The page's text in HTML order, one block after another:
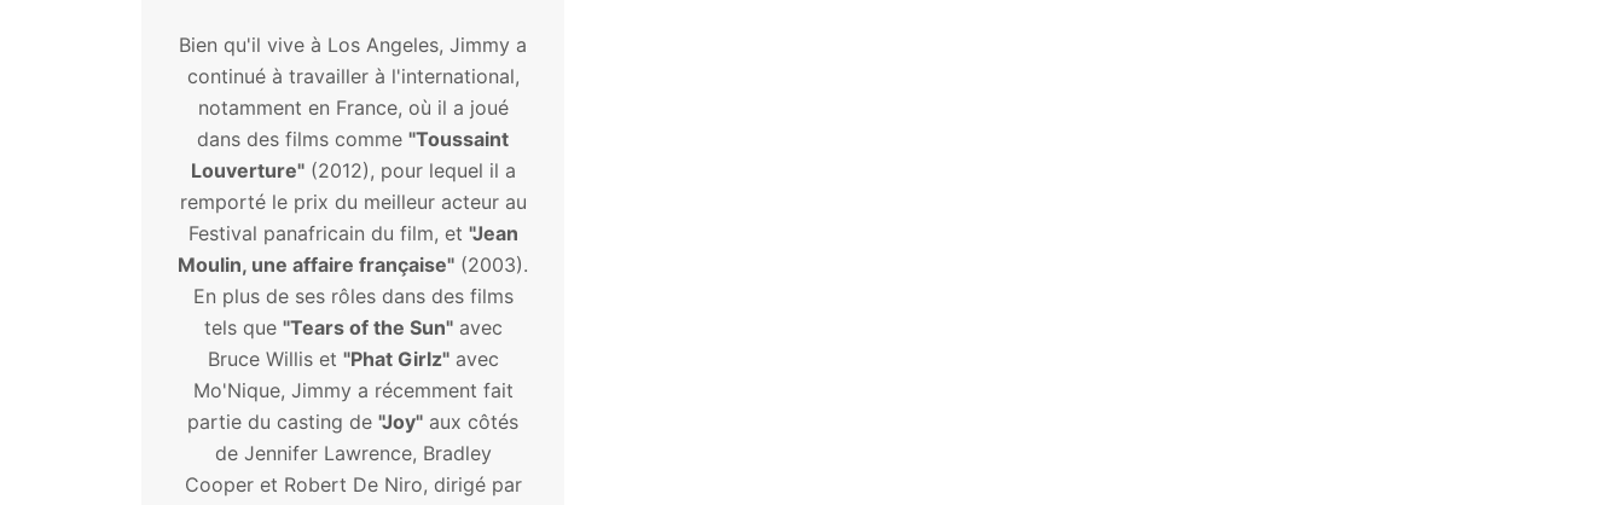
Bien qu'il vive à Los Angeles, Jimmy a
continué à travailler à l'international,
notamment en France, où il a joué
dans des films comme "Toussaint
Louverture"(2012), pour lequel il a
remporté le prix du meilleur acteur au
Festival panafricain du film, et "Jean
Moulin, une affaire française" (2003).
En plus de ses rôles dans des films
tels que "Tears of the Sun"avec
Bruce Willis et "Phat Girlz"avec
Mo'Nique, Jimmy a récemment fait
partie du casting de "Joy" aux côtés
de Jennifer Lawrence, Bradley
Cooper et Robert De Niro, dirigé par